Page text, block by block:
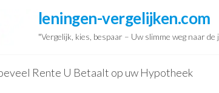
leningen-vergelijken.com
"Vergelijk, kies, bespaar – Uw slimme weg naar
Rente U Betaalt op uw Hypotheek